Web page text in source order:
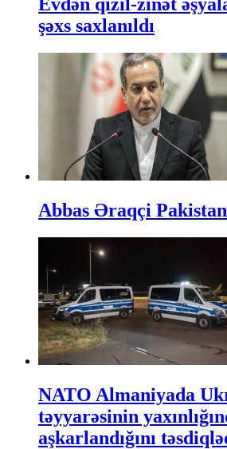
şəxs saxlanıldı
Abbas Əraqçi
NATO Almaniyada
təyyarəsinin
aşkarlandığını